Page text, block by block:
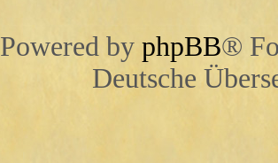
Powered by phpBB®
Deutsche